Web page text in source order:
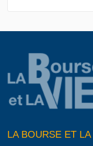
LA BOURSE ET